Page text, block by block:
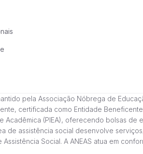
pela Associação Nóbrega de
certificada como Entidade
Acadêmica (PIEA), oferecendo bolsas
de assistência social desenvolve
Assistência Social. A ANEAS atua em